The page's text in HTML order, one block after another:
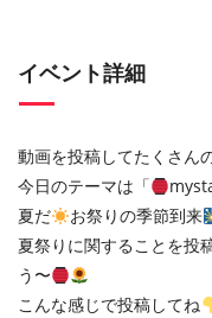
イベント詳細
動画を投稿してたくさん
今日のテーマは「
夏だ
お祭りの季節到来
夏祭りに関することを投
う〜
こんな感じで投稿してね